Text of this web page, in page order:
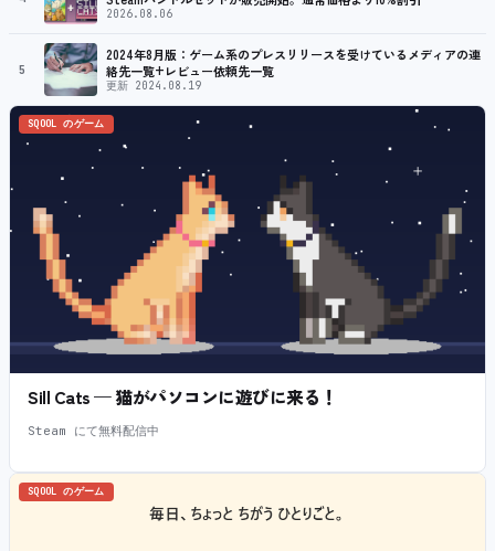
2026.08.06
5
2024年8月版：ゲーム系のプレスリリースを受けているメディアの連
絡先一覧+レビュー依頼先一覧
更新 2024.08.19
SQOOL のゲーム
Sill Cats — 猫がパソコンに遊びに来る！
Steam にて無料配信中
SQOOL のゲーム